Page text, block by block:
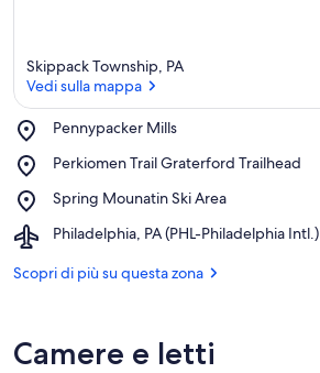
Skippack Township, PA
Vedi sulla mappa
Pennypacker Mills
Place,
Mills
Perkiomen Trail Graterford Trailhead
Place,
Trail
Trailhead
Spring Mounatin Ski Area
Place,
Mounatin
Area
Philadelphia, PA (PHL-Philadelphia Intl.)
Airport,
PA
Scopri di più su questa zona
Camere e letti